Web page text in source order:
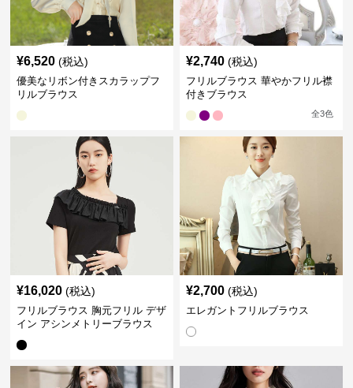
¥6,520 (税込)
優美なリボン付きスカラップフ
リルブラウス
¥2,740 (税込)
フリルブラウス 華やかフリル襟
付きブラウス
全3色
¥16,020 (税込)
フリルブラウス 胸元フリル デザ
イン アシンメトリーブラウス
¥2,700 (税込)
エレガントフリルブラウス